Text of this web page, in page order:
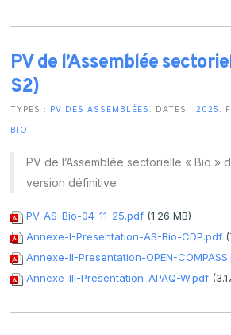
PV de l’Assemblée
S2)
TYPES : PV DES ASSEMBLÉES . DATES :2025 .
BIO
PV de l’Assemblée sectorielle « Bio »
version définitive
PV-AS-Bio-04-11-25.pdf (1.26 MB)
Annexe-I-Presentation-AS-Bio-CDP.pdf
Annexe-II-Presentation-OPEN-
Annexe-III-Presentation-APAQ-W.pdf